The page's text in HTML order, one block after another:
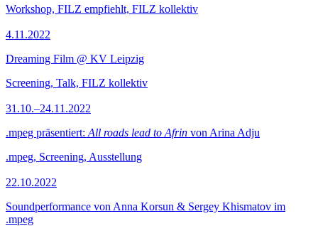
Workshop, FILZ empfiehlt, FILZ kollektiv
4.11.2022
Dreaming Film @ KV Leipzig
Screening, Talk, FILZ kollektiv
31.10.–24.11.2022
.mpeg präsentiert: All roads lead to Afrin von Arina Adju
.mpeg, Screening, Ausstellung
22.10.2022
Soundperformance von Anna Korsun & Sergey Khismatov im
.mpeg